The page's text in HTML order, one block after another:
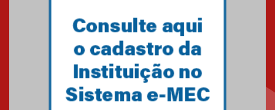
Primeiro culto do ano ressalta o
27.02.2026